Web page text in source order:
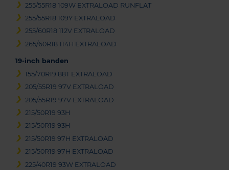
255/55R18 109W EXTRALOAD RUNFLAT
255/55R18 109Y EXTRALOAD
255/60R18 112V EXTRALOAD
265/60R18 114H EXTRALOAD
19-inch banden
155/70R19 88T EXTRALOAD
205/55R19 97V EXTRALOAD
205/55R19 97V EXTRALOAD
215/50R19 93H
215/50R19 93H
215/50R19 97H EXTRALOAD
215/50R19 97H EXTRALOAD
225/40R19 93W EXTRALOAD